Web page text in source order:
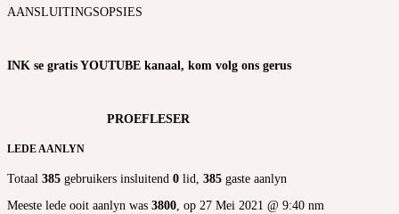
AANSLUITINGSOPSIES
INK se gratis YOUTUBE kanaal, kom volg ons gerus
PROEFLESER
LEDE AANLYN
Totaal 385 gebruikers insluitend 0 lid, 385 gaste aanlyn
Meeste lede ooit aanlyn was 3800, op 27 Mei 2021 @ 9:40 nm